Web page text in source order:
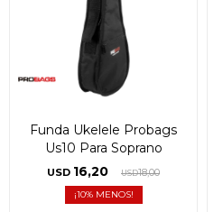
Funda Ukelele Probags
Us10 Para Soprano
USD 16,20 USD18,00
10